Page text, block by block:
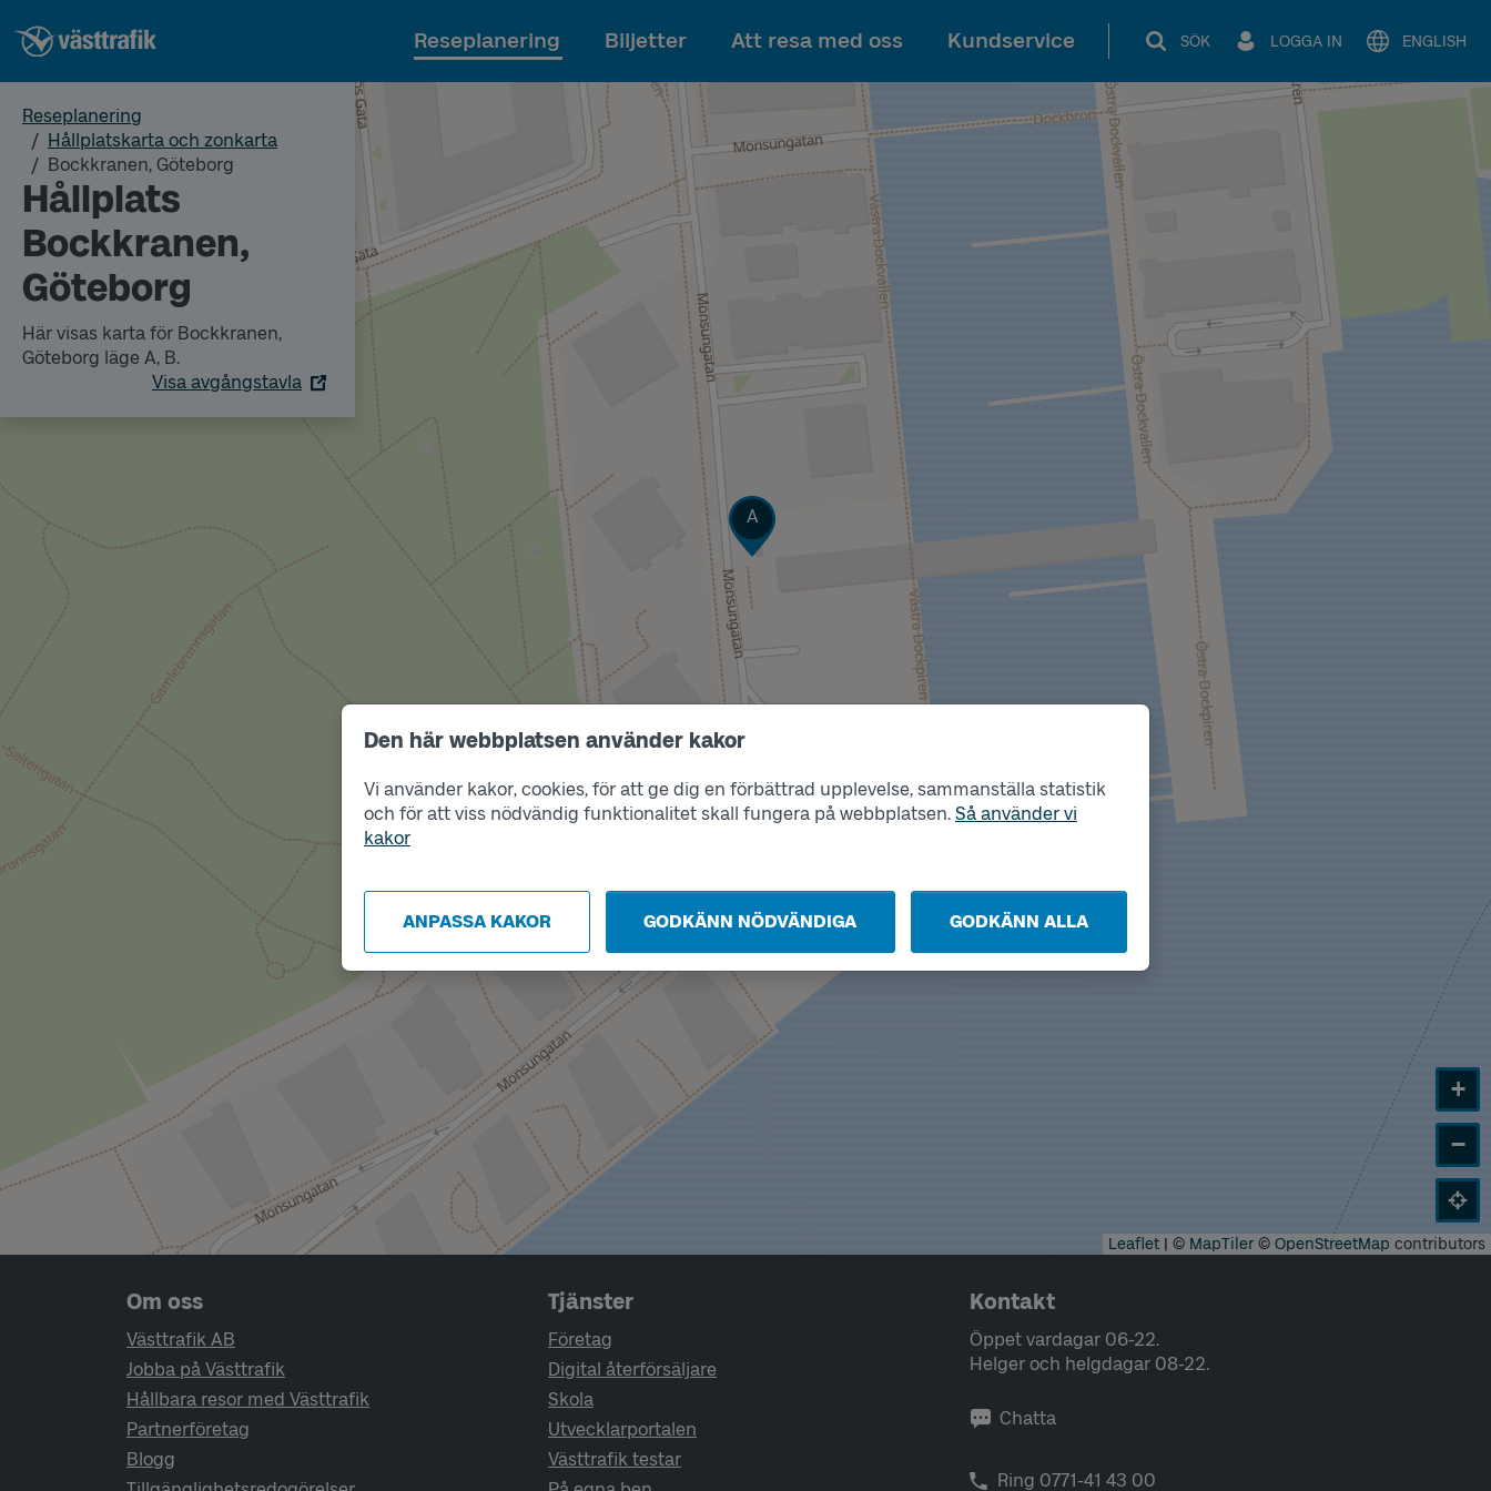
Den här webbplatsen använder kakor
Vi använder kakor, cookies, för att ge dig en förbättrad upplevelse, sammanställa statistik
och för att viss nödvändig funktionalitet skall fungera på webbplatsen. Så använder vi
kakor
ANPASSA KAKOR GODKÄNN NÖDVÄNDIGA GODKÄNN ALLA
Till innehållet
Reseplanering Biljetter Att resa med oss Kundservice SÖK LOGGA IN ENGLISH
Reseplanering
Hållplatskarta och zonkarta
Bockkranen, Göteborg
Hållplats
Bockkranen,
Göteborg
Här visas karta för Bockkranen,
Göteborg läge A, B.
Visa avgångstavla
Läge
A
Läge
B
+
−
Leaflet | © MapTiler© OpenStreetMap contributors
Sidfotsnavigering
Om oss
Västtrafik AB
Jobba på Västtrafik
Hållbara resor med Västtrafik
Partnerföretag
Blogg
Tjänster
Företag
Digital återförsäljare
Skola
Utvecklarportalen
Västtrafik testar
Kontakt
Öppet vardagar 06-22.
Helger och helgdagar 08-22.
Chatta
Ring 0771-41 43 00